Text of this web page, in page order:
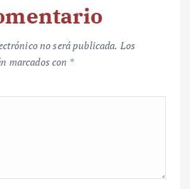
no será publicada. Los
marcados con *